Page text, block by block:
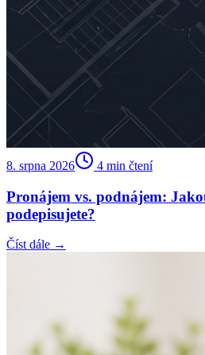
8. srpna 2026 4 min čtení
Pronájem vs. podnájem:
podepisujete?
Číst dále →